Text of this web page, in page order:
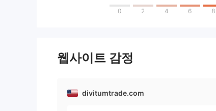
0 2 4 6 8
웹사이트 감정
divitumtrade.com